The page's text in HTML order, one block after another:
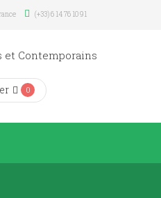
(+33) 6 14 76 10 91
0